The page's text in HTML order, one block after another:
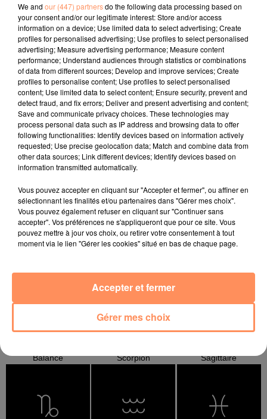
l'horoscope
Bélier Taureau Gémeaux
Balance Scorpion Sagittaire
We and our (447) partnersdo the following data processing based on
your consent and/or our legitimate interest: Store and/or access
information on a device; Use limited data to select advertising; Create
profiles for personalised advertising; Use profiles to select personalised
advertising; Measure advertising performance; Measure content
performance; Understand audiences through statistics or combinations
of data from different sources; Develop and improve services; Create
profiles to personalise content; Use profiles to select personalised
content; Use limited data to select content; Ensure security, prevent and
detect fraud, and fix errors; Deliver and present advertising and content;
Save and communicate privacy choices. These technologies may
process personal data such as IP address and browsing data to offer
following functionalities: Identify devices based on information actively
requested; Use precise geolocation data; Match and combine data from
other data sources; Link different devices; Identify devices based on
information transmitted automatically.
Vous pouvez accepter en cliquant sur "Accepter et fermer", ou affiner en
sélectionnant les finalités et/ou partenaires dans "Gérer mes choix".
Vous pouvez également refuser en cliquant sur "Continuer sans
accepter". Vos préférences ne s'appliqueront que pour ce site. Vous
pouvez mettre à jour vos choix, ou retirer votre consentement à tout
moment via le lien "Gérer les cookies" situé en bas de chaque page.
Gérer mes choix
Accepter et fermer